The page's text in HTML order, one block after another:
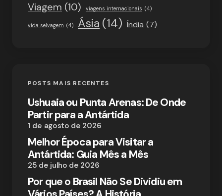
Viagem (10) viagens internacionais (4)
vida selvagem (4) Ásia (14) Índia (7)
POSTS MAIS RECENTES
Ushuaia ou Punta Arenas: De Onde
Partir para a Antártida
1 de agosto de 2026
Melhor Época para Visitar a
Antártida: Guia Mês a Mês
25 de julho de 2026
Por que o Brasil Não Se Dividiu em